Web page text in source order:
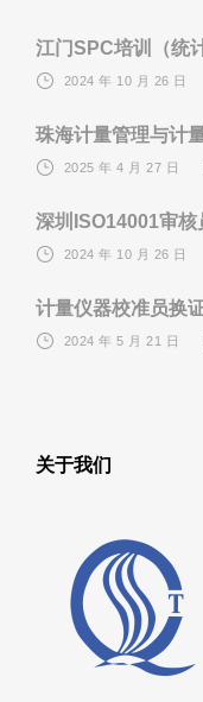
江门SPC培训（统
2024 年 10 月 26 日
珠海计量管理与计
2025 年 4 月 27 日
深圳ISO14001审
2024 年 10 月 26 日
计量仪器校准员换
2024 年 5 月 21 日
关于我们